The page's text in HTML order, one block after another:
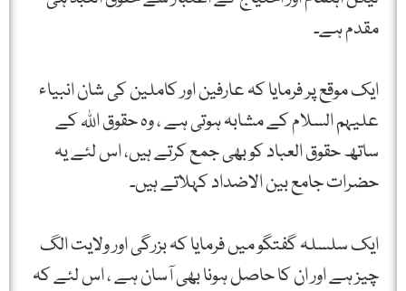
مقدم ہے۔
ایک موقع پر فرمایا کہ عارفین اور کاملین کی شان انبیاء
علیہم السلام کے مشابہ ہوتی ہے ، وہ حقوق اللہ کے
ساتھ حقوق العباد کو بھی جمع کرتے ہیں، اس لئے یہ
حضرات جامع بین الاضداد کہلاتے ہیں۔
ایک سلسلہ گفتگو میں فرمایا کہ بزرگی اور ولایت الگ
چیز ہے اور ان کا حاصل ہونا بھی آسان ہے ، اس لئے کہ